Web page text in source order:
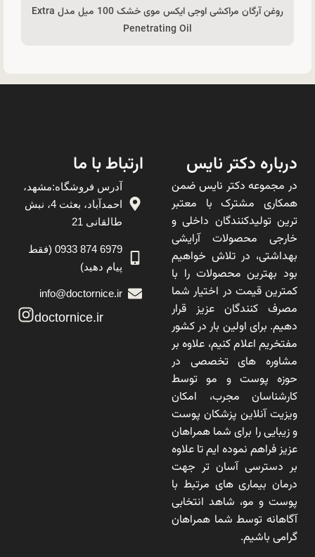
روغن آرگان مراکشی اوجی ایکس موی خشک 100 میل مدل Extra
Penetrating Oil
درباره دکتر نایس
در مجموعه دکتر نایس ضمن
همکاری مشترک با معتبر
ترین تولیدکنندگان داخلی و
خارجی محصولات آرایشی
بهداشتی، در تلاش خواهیم
بود بهترین محصولات را با
کمترین قیمت در اختیار شما
مصرف کنندگان عزیز قرار
دهیم. برای اولین بار در کشور
مفتخریم اعلام کنیم، علاوه بر
مشاوره های تخصصی در
حوزه پوست و مو توسط
کارشناسان مجرب، امکان
ویزیت آنلاین پزشکان پوست
و زیبایی را برای شما همراهان
عزیز فراهم نموده ایم تا علاوه
بر دسترسی آسان تر جهت
درمان بیماری های مرتبط با
پوست و مو، شاهد انتخابی
آگاهانه توسط شما همراهان
گرامی باشیم.
ارتباط با ما
آدرس فروشگاه:مشهد،
احمدآباد، بعثت 4، نبش
طالقانی 21
6979 874 0933 (فقط
پیام دهید)
info@doctornice.ir
doctornice.ir